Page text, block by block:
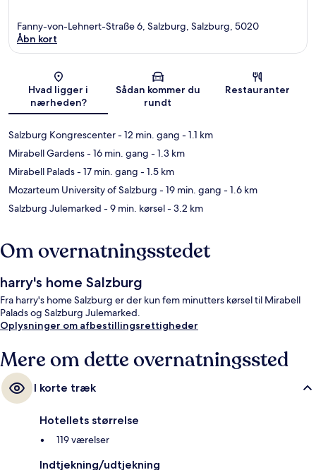
Kort
Fanny-von-Lehnert-Straße 6, Salzburg, Salzburg, 5020
Åbn kort
Hvad ligger i
nærheden?
Sådan kommer du
rundt
Restauranter
Salzburg Kongrescenter- 12 min. gang - 1.1 km
Mirabell Gardens- 16 min. gang - 1.3 km
Mirabell Palads- 17 min. gang - 1.5 km
Mozarteum University of Salzburg - 19 min. gang - 1.6 km
Salzburg Julemarked - 9 min. kørsel- 3.2 km
Om overnatningsstedet
harry's home Salzburg
Fra harry's home Salzburg er der kun fem minutters kørsel til Mirabell
Palads og Salzburg Julemarked.
Oplysninger om afbestillingsrettigheder
Mere om dette overnatningssted
I korte træk
Hotellets størrelse
119 værelser
Indtjekning/udtjekning